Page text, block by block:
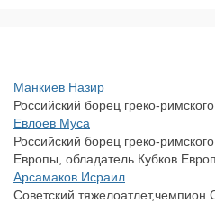
Манкиев Назир
Российский борец греко-
Евлоев Муса
Российский борец греко-
Европы, обладатель Кубков
Арсамаков Исраил
Советский